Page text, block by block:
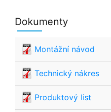
Dokumenty
Montážní návod
Technický nákres
Produktový list